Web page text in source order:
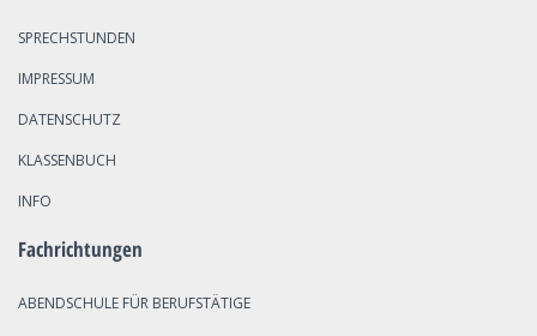
SPRECHSTUNDEN
IMPRESSUM
DATENSCHUTZ
KLASSENBUCH
INFO
Fachrichtungen
ABENDSCHULE FÜR BERUFSTÄTIGE